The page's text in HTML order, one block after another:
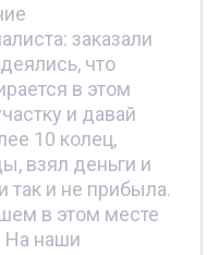
заказали
что
в этом
и давай
10 колец,
взял деньги и
так и не прибыла.
в этом месте
На наши